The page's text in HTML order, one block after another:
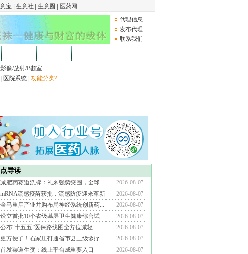
代理信息
发布代理
联系我们
影像/放射/B超室
医院系统 功能分类?